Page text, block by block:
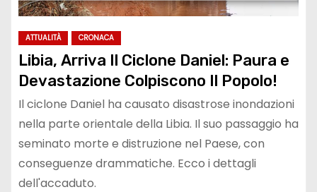
ATTUALITÀ CRONACA
Libia, Arriva Il Ciclone Daniel: Paura e
Devastazione Colpiscono Il Popolo!
Il ciclone Daniel ha causato disastrose inondazioni
nella parte orientale della Libia. Il suo passaggio ha
seminato morte e distruzione nel Paese, con
conseguenze drammatiche. Ecco i dettagli
dell'accaduto.